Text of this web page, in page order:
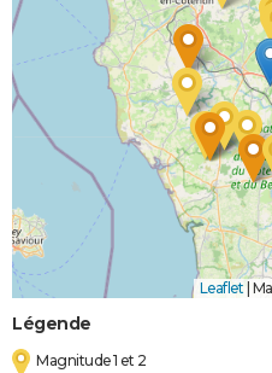
Leaflet
Légende
Magnitude 1 et 2